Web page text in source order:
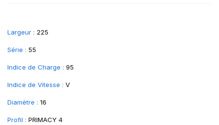
Largeur : 225
Série : 55
Indice de Charge : 95
Indice de Vitesse : V
Diamètre : 16
Profil : PRIMACY 4